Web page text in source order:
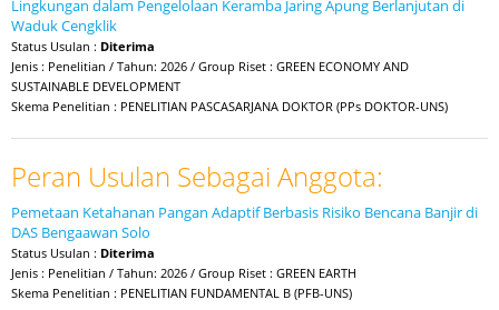
Lingkungan dalam Pengelolaan Keramba Jaring Apung Berlanjutan di
Waduk Cengklik
Status Usulan : Diterima
Jenis : Penelitian / Tahun: 2026 / Group Riset : GREEN ECONOMY AND
SUSTAINABLE DEVELOPMENT
Skema Penelitian : PENELITIAN PASCASARJANA DOKTOR (PPs DOKTOR-UNS)
Peran Usulan Sebagai Anggota:
Pemetaan Ketahanan Pangan Adaptif Berbasis Risiko Bencana Banjir di
DAS Bengaawan Solo
Status Usulan : Diterima
Jenis : Penelitian / Tahun: 2026 / Group Riset : GREEN EARTH
Skema Penelitian : PENELITIAN FUNDAMENTAL B (PFB-UNS)